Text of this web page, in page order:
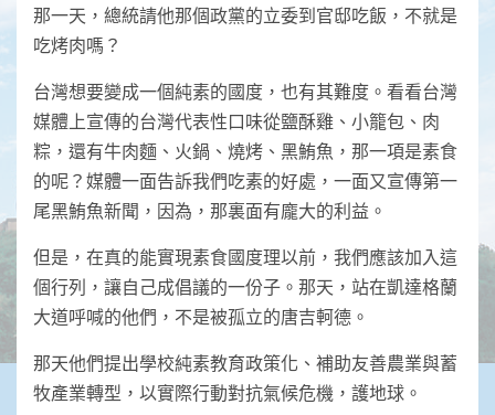
那一天，總統請他那個政黨的立委到官邸吃飯，不就是
吃烤肉嗎？
台灣想要變成一個純素的國度，也有其難度。看看台灣
媒體上宣傳的台灣代表性口味從鹽酥雞、小籠包、肉
粽，還有牛肉麵、火鍋、燒烤、黑鮪魚，那一項是素食
的呢？媒體一面告訴我們吃素的好處，一面又宣傳第一
尾黑鮪魚新聞，因為，那裏面有龐大的利益。
但是，在真的能實現素食國度理以前，我們應該加入這
個行列，讓自己成倡議的一份子。那天，站在凱達格蘭
大道呼喊的他們，不是被孤立的唐吉軻德。
那天他們提出學校純素教育政策化、補助友善農業與蓄
牧產業轉型，以實際行動對抗氣候危機，護地球。